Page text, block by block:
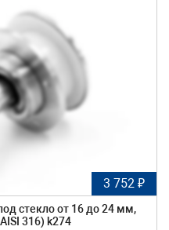
3 752 ₽
стекло от 16 до 24 мм,
316) k274